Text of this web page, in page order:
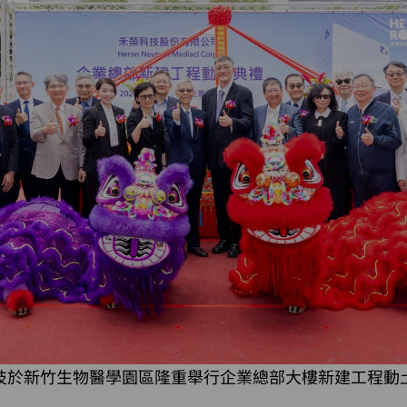
於新竹生物醫學園區隆重舉行企業總部大樓新建工程動